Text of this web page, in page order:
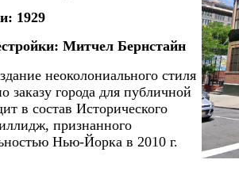
1929
стройки: Митчел Бернстайн
неоколониального стиля
заказу города для публичной
в состав Исторического
признанного
Нью-Йорка в 2010 г.